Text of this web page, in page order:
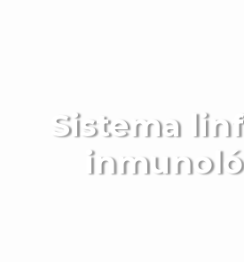
Sistema